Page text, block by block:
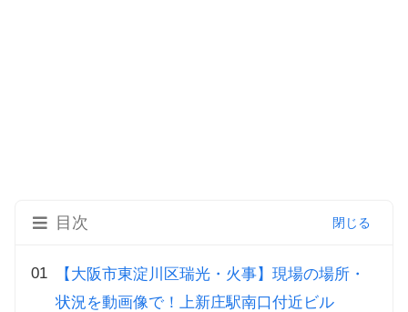
目次
【大阪市東淀川区瑞光・火事】現場の場所・
状況を動画像で！上新庄駅南口付近ビル